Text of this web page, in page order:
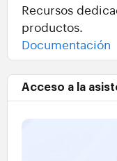
Recursos
productos.
Documentación
Acceso a la